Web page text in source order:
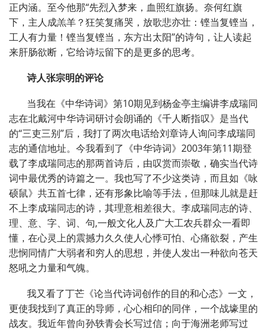
正内涵。至今他那“先烈入梦来，血照红旗扬。奈何红旗
下，主人成羔羊？狂笑复痛哭，放歌悲亦壮：铿当复铿当，
工人有力量！铿当复铿当，东方出太阳”的诗句，让人读起
来肝肠欲断，它给诗坛留下的是更多的思考。
诗人张宗明的评论
当我在《中华诗词》第10期见到杨金亭主编讲李成瑞同
志在北戴河中华诗词研讨会朗诵的《千人断指叹》是当代
的“三吏三别”后，我打了两次电话给刘章诗人询问李成瑞同
志的通信地址。今我看到了《中华诗词》2003年第11期登
载了李成瑞同志的那两首诗后，由叹赏而崇敬，确实当代诗
词中最优秀的诗篇之一。我也写了不少这类诗，而且如《咏
硕鼠》共五首七律，还有形象比喻等手法，但那味儿就是赶
不上李成瑞同志的诗，其理意相差很大。李成瑞同志的诗、
理、意、字、词、句,一般文化人及广大工农兵群众一看即
懂，在心灵上的震撼力久久使人心悸可怕、心痛欲裂，产生
悲悯同情广大弱者和穷人的思想，并使人发出一种欲向苍天
怒吼之力量和气魄。
我又看了丁芒《论当代诗词创作的目的和心态》一文，
更使我找到了真正的导师，心心相印的同伴，一个战壕里的
战友。我近年曾向孙轶青会长写过信；向于海洲老师写过